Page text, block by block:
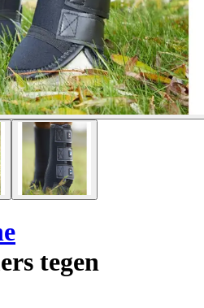
tegen